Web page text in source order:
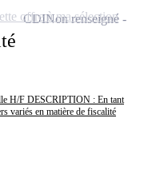
H/F DESCRIPTION : En tant
variés en matière de fiscalité
CDINon renseigné
offre à ma sélection